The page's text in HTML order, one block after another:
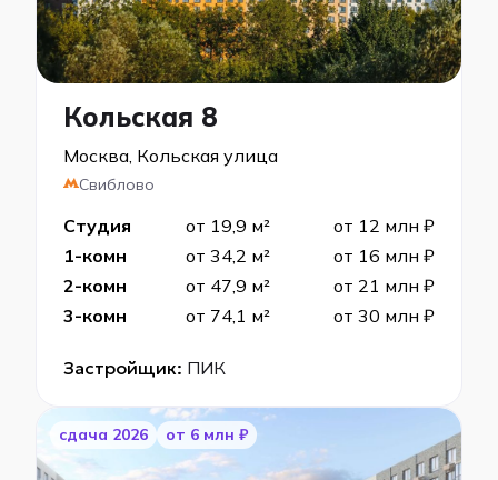
Кольская 8
Москва, Кольская улица
Свиблово
Студия от 19,9 м²
от 12 млн ₽
1-комн
от 34,2 м²
от 16 млн ₽
2-комн
от 47,9 м²
от 21 млн ₽
3-комн
от 74,1 м² от 30 млн ₽
Застройщик: ПИК
cдача 2026 от 6 млн ₽